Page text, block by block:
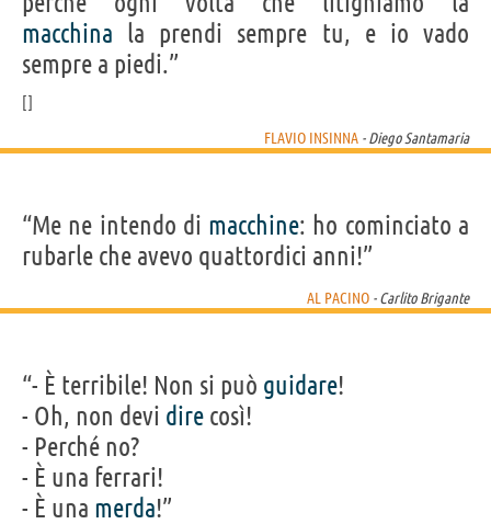
macchina la prendi sempre tu, e io vado
sempre a piedi.”
FLAVIO INSINNA - Diego Santamaria
“Me ne intendo di macchine: ho cominciato a
rubarle che avevo quattordici anni!”
AL PACINO - Carlito Brigante
“- È terribile! Non si può guidare!
- Oh, non devi dire così!
- Perché no?
- È una ferrari!
- È una merda!”